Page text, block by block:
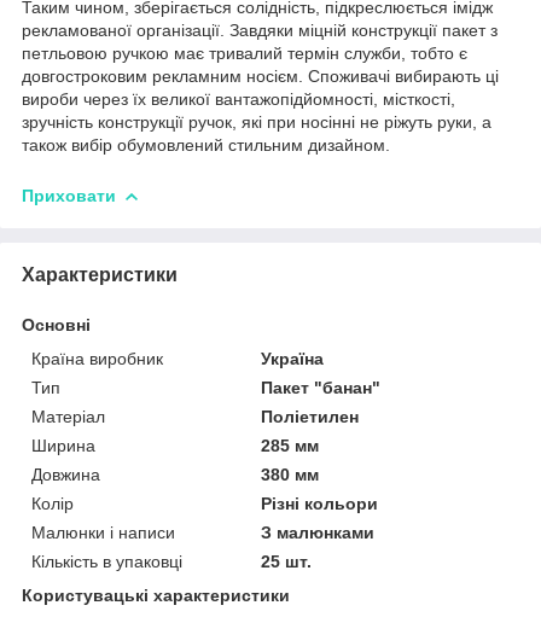
Таким чином, зберігається солідність, підкреслюється імідж
рекламованої організації. Завдяки міцній конструкції пакет з
петльовою ручкою має тривалий термін служби, тобто є
довгостроковим рекламним носієм. Споживачі вибирають ці
вироби через їх великої вантажопідйомності, місткості,
зручність конструкції ручок, які при носінні не ріжуть руки, а
також вибір обумовлений стильним дизайном.
Приховати
Характеристики
Основні
Країна виробник
Україна
Тип
Пакет "банан"
Матеріал
Поліетилен
Ширина
285 мм
Довжина
380 мм
Колір
Різні кольори
Малюнки і написи
З малюнками
Кількість в упаковці
25 шт.
Користувацькі характеристики